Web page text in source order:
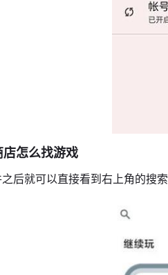
怎么找游戏
后就可以直接看到右上角的搜索